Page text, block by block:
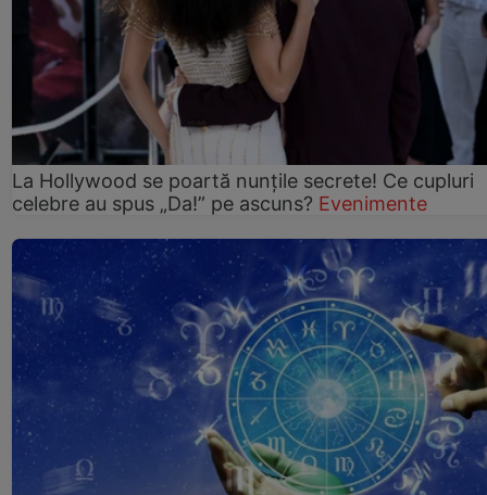
La Hollywood se poartă nunțile secrete! Ce cupluri
celebre au spus „Da!” pe ascuns? Evenimente